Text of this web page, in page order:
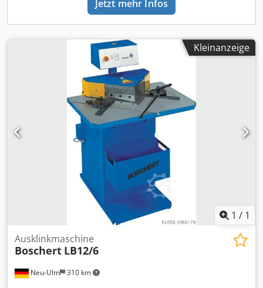
Jetzt mehr Infos
Kleinanzeige
1 / 1
Neu-Ulm 310 km
Ausklinkmaschine
Boschert LB12/6